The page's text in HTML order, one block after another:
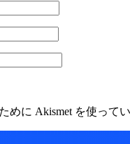
めに Akismet を使ってい